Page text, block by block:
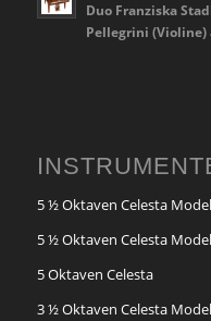
Duo Franziska
Pellegrini (Violine)
5 ½ Oktaven Celesta
5 ½ Oktaven Celesta
5 Oktaven Celesta
3 ½ Oktaven Celesta